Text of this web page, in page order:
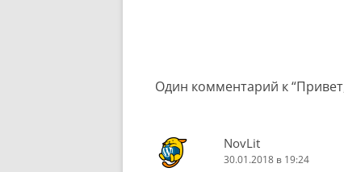
Один комментарий к “
NovLit
30.01.2018 в 19:24